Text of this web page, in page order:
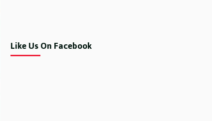
Like Us On Facebook